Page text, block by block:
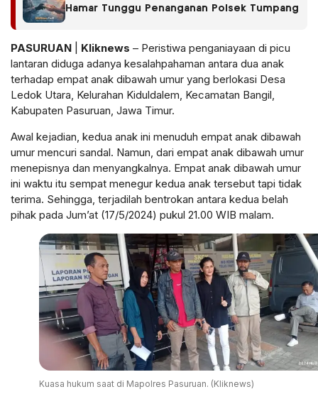
Hamar Tunggu Penanganan Polsek Tumpang
PASURUAN Kliknews – Peristiwa penganiayaan di picu
lantaran diduga adanya kesalahpahaman antara dua anak
terhadap empat anak dibawah umur yang berlokasi Desa
Ledok Utara, Kelurahan Kiduldalem, Kecamatan Bangil,
Kabupaten Pasuruan, Jawa Timur.
Awal kejadian, kedua anak ini menuduh empat anak dibawah
umur mencuri sandal. Namun, dari empat anak dibawah umur
menepisnya dan menyangkalnya. Empat anak dibawah umur
ini waktu itu sempat menegur kedua anak tersebut tapi tidak
terima. Sehingga, terjadilah bentrokan antara kedua belah
pihak pada Jum’at (17/5/2024) pukul 21.00 WIB malam.
Kuasa hukum saat di Mapolres Pasuruan. (Kliknews)